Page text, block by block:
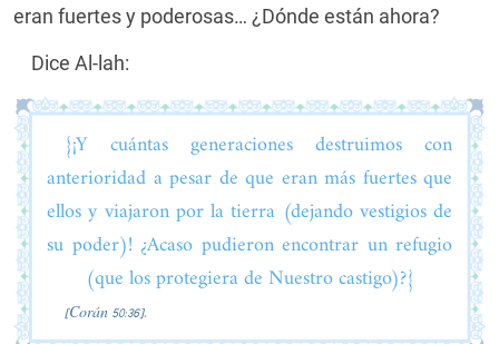
eran fuertes y poderosas… ¿Dónde están ahora?
Dice Al-lah:
{¡Y cuántas generaciones destruimos con
anterioridad a pesar de que eran más fuertes que
ellos y viajaron por la tierra (dejando vestigios de
su poder)! ¿Acaso pudieron encontrar un refugio
(que los protegiera de Nuestro castigo)?}
[Corán 50:36].